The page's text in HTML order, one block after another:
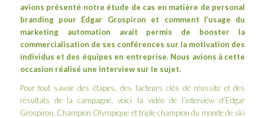
avions présenté notre étude de cas en matière de personal
branding pour Edgar Grospiron et comment l’usage du
marketing automation avait permis de booster la
commercialisation de ses conférences sur la motivation des
individus et des équipes en entreprise. Nous avions à cette
occasion réalisé une interview sur le sujet.
Pour tout savoir des étapes, des facteurs clés de réussite et des
résultats de la campagne, voici la vidéo de l’interview d’Edgar
Grospiron, Champion Olympique et triple champion du monde de ski